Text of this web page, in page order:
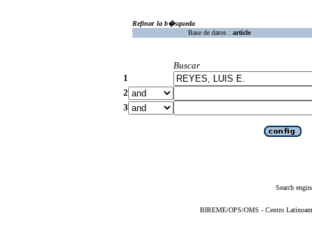
Refinar la b�squeda
Base de datos : article
Buscar
1
2
3
Search
BIREME/OPS/OMS - Centro